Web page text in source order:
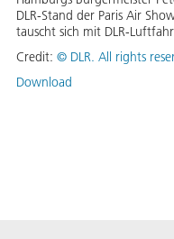
DLR-Stand der Paris Air
tauscht sich mit DLR-
Credit: © DLR. All rights
Download